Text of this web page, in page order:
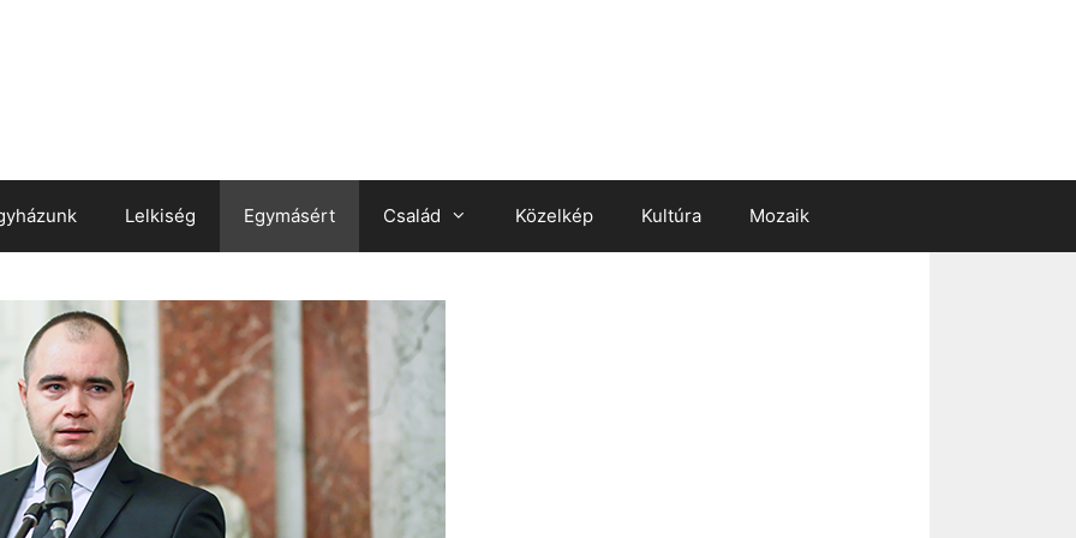
Lelkiség Egymásért Család Közelkép Kultúra Mozaik